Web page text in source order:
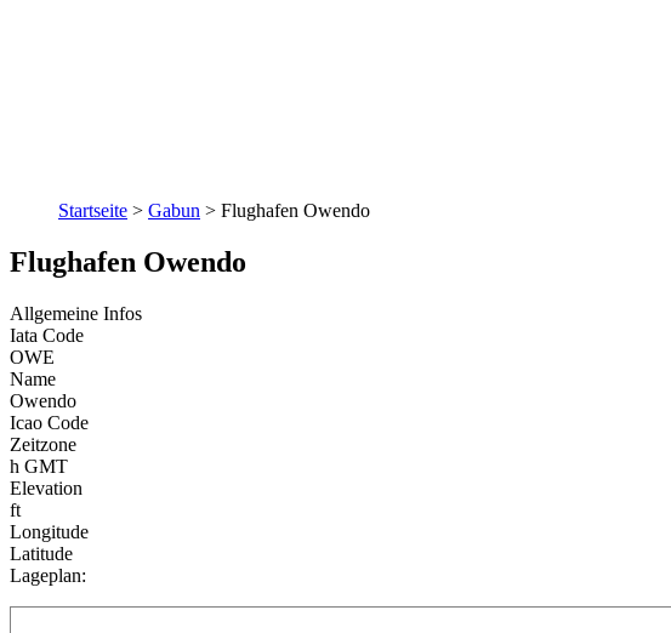
Startseite > Gabun > Flughafen Owendo
Flughafen Owendo
Allgemeine Infos
Iata Code
OWE
Name
Owendo
Icao Code
Zeitzone
h GMT
Elevation
ft
Longitude
Latitude
Lageplan: